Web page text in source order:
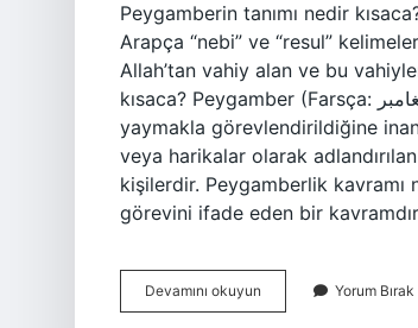
Peygamberin tanımı nedir
Arapça “nebi” ve “resul”
Allah’tan vahiy alan ve bu
kısaca? Peygamber (Farsça: پيغامبر‎) veya peygamber, Tanrı tarafından bir dini veya dini öğretileri
yaymakla görevlendirildiğine
veya harikalar olarak
kişilerdir. Peygamberlik kavramı
görevini ifade eden bir
Devamını okuyun Peygamber
Nedir
Yorum Bırak